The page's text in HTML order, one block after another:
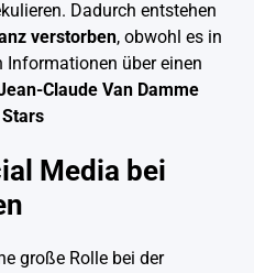
Dadurch entstehen
verstorben, obwohl es in
über einen
Claude Van Damme
Media bei
große Rolle bei der